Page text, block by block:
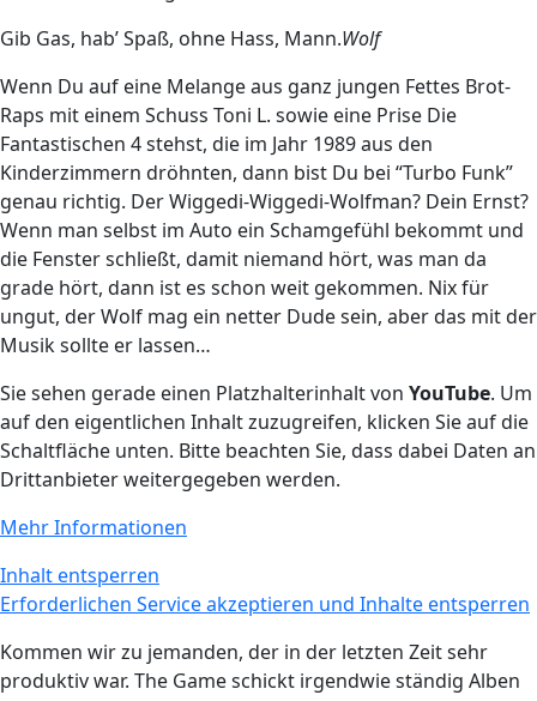
Gib Gas, hab’ Spaß, ohne Hass, Mann.Wolf
Wenn Du auf eine Melange aus ganz jungen Fettes Brot-
Raps mit einem Schuss Toni L. sowie eine Prise Die
Fantastischen 4 stehst, die im Jahr 1989 aus den
Kinderzimmern dröhnten, dann bist Du bei “Turbo Funk”
genau richtig. Der Wiggedi-Wiggedi-Wolfman? Dein Ernst?
Wenn man selbst im Auto ein Schamgefühl bekommt und
die Fenster schließt, damit niemand hört, was man da
grade hört, dann ist es schon weit gekommen. Nix für
ungut, der Wolf mag ein netter Dude sein, aber das mit der
Musik sollte er lassen…
Sie sehen gerade einen Platzhalterinhalt von YouTube. Um
auf den eigentlichen Inhalt zuzugreifen, klicken Sie auf die
Schaltfläche unten. Bitte beachten Sie, dass dabei Daten an
Drittanbieter weitergegeben werden.
Mehr Informationen
Inhalt entsperren
Erforderlichen Service akzeptieren und Inhalte entsperren
Kommen wir zu jemanden, der in der letzten Zeit sehr
produktiv war. The Game schickt irgendwie ständig Alben